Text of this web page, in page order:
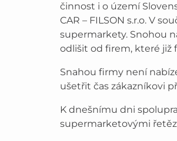
činnost i o území
CAR – FILSON s.r.o. V
supermarkety. Snohou
odlišit od firem, které již
Snahou firmy není
ušetřit čas zákazníkovi
K dnešnímu dni
supermarketovými